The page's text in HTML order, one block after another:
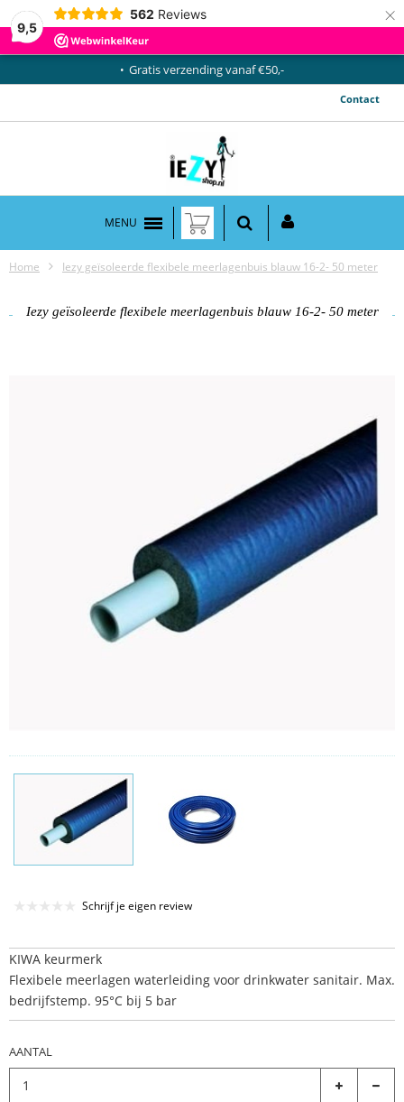
9,5
562 Reviews ×
Gratis verzending vanaf €50,-
Contact
MENU
Home Iezy geïsoleerde flexibele meerlagenbuis blauw 16-2- 50 meter
Iezy geïsoleerde flexibele meerlagenbuis blauw 16-2- 50 meter
Schrijf je eigen review
KIWA keurmerk
Flexibele meerlagen waterleiding voor drinkwater sanitair. Max.
bedrijfstemp. 95°C bij 5 bar
AANTAL